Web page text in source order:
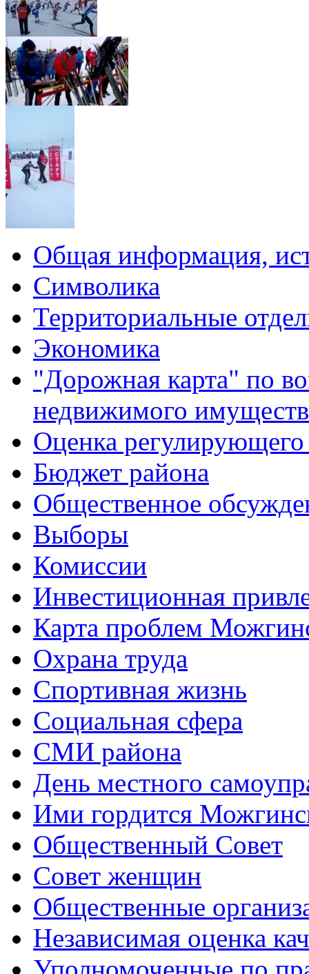
Общая информация,
Символика
Территориальные
Экономика
"Дорожная карта" по
недвижимого
Оценка регулирующего
Бюджет района
Общественное
Выборы
Комиссии
Инвестиционная
Карта проблем
Охрана труда
Спортивная жизнь
Социальная сфера
СМИ района
День местного
Ими гордится
Общественный Совет
Совет женщин
Общественные
Независимая оценка